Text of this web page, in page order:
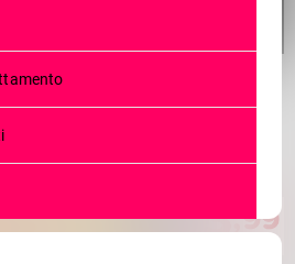
fiducia tra abitanti e istituzioni